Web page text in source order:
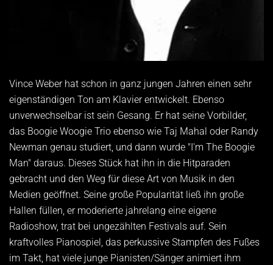
Vince Weber hat schon in ganz jungen Jahren einen sehr
eigenständigen Ton am Klavier entwickelt. Ebenso
unverwechselbar ist sein Gesang. Er hat seine Vorbilder,
das Boogie Woogie Trio ebenso wie Taj Mahal oder Randy
Newman genau studiert, und dann wurde "I'm The Boogie
Man" daraus. Dieses Stück hat ihn in die Hitparaden
gebracht und den Weg für diese Art von Musik in den
Medien geöffnet. Seine große Popularität ließ ihn große
Hallen füllen, er moderierte jahrelang eine eigene
Radioshow, trat bei ungezählten Festivals auf. Sein
kraftvolles Pianospiel, das perkussive Stampfen des Fußes
im Takt, hat viele junge Pianisten/Sänger animiert ihm